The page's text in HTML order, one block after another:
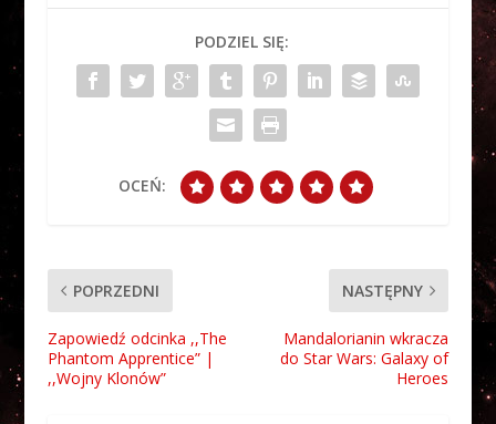
PODZIEL SIĘ:
OCEŃ:
POPRZEDNI
Zapowiedź odcinka ,,The
Phantom Apprentice” |
,,Wojny Klonów”
NASTĘPNY
Mandalorianin wkracza
do Star Wars: Galaxy of
Heroes